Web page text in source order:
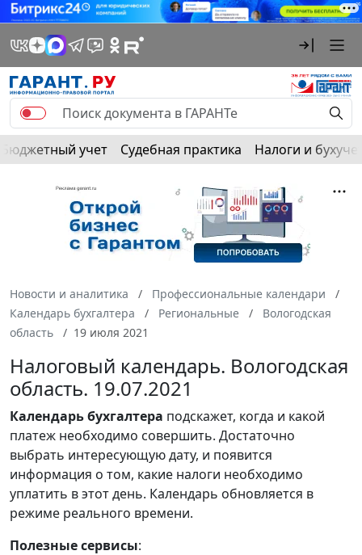
Бюджетный учет Судебная практика Налоги и
Новости и аналитика
Профессиональные календари
Календарь бухгалтера
Региональные
Вологодская
область
19 июля 2021
Налоговый календарь. Вологодская
область. 19.07.2021
Календарьбухгалтера подскажет, когда и какой
платеж необходимо совершить. Достаточно
выбрать интересующую дату, и появится
информация о том, какие налоги необходимо
уплатить в этот день. Календарь обновляется в
режиме реального времени.
Полезные сервисы: